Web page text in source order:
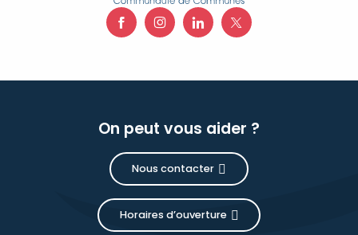
On peut vous aider ?
Nous contacter
Horaires d’ouverture